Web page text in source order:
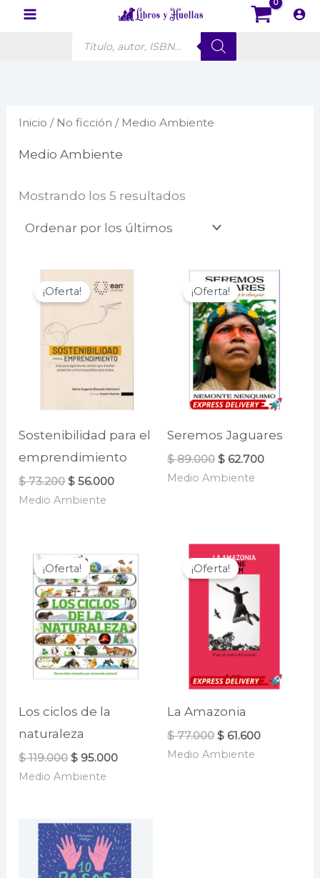
de
Inicio / No ficción / Medio Ambiente
Medio Ambiente
Mostrando los 5 resultados
últimos
¡Oferta!
Sostenibilidad para el
emprendimiento
$73.200 El
precio
original
$ 56.000El
Medio Ambiente
¡Oferta!
Seremos Jaguares
$89.000 El
precio
original
$ 62.700El
Medio Ambiente
¡Oferta!
Los ciclos de la
naturaleza
$119.000 El
precio
original
$ 95.000El
Medio Ambiente
¡Oferta!
La Amazonia
$77.000 El
precio
original
$ 61.600El
Medio Ambiente